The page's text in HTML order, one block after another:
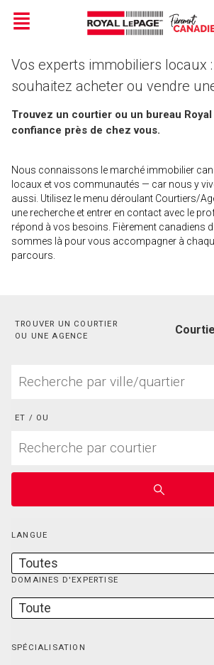
Live
En Direct
Menu
Vos experts immobiliers locaux
souhaitez acheter ou vendre
Trouvez un courtier ou un bureau Royal
confiance près de chez vous.
Nous connaissons le marché immobilier
locaux et vos communautés — car nous y
aussi. Utilisez le menu déroulant Courtiers/
une recherche et entrer en contact avec le
répond à vos besoins. Fièrement canadiens
sommes là pour vous accompagner à
parcours.
TROUVER UN COURTIER
OU UNE AGENCE
par
ET / OU
par
LANGUE
Langue
Toutes
DOMAINES D'EXPERTISE
Domaines
d'expertise
Toute
SPÉCIALISATION